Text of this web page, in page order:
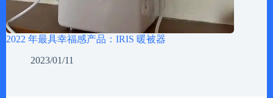
2022 年最具幸福感产品：IRIS 暖被器
2023/01/11